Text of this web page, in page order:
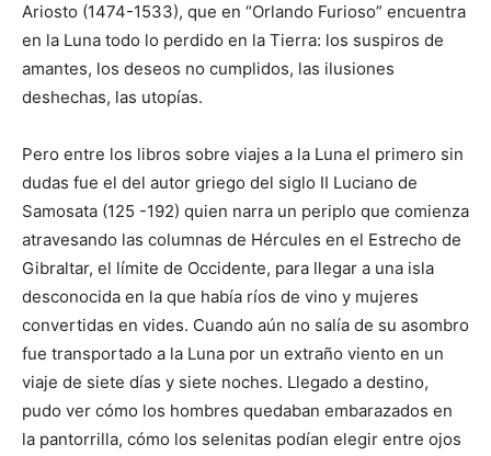
Ariosto (1474-1533), que en “Orlando Furioso” encuentra
en la Luna todo lo perdido en la Tierra: los suspiros de
amantes, los deseos no cumplidos, las ilusiones
deshechas, las utopías.
Pero entre los libros sobre viajes a la Luna el primero sin
dudas fue el del autor griego del siglo II Luciano de
Samosata (125 -192) quien narra un periplo que comienza
atravesando las columnas de Hércules en el Estrecho de
Gibraltar, el límite de Occidente, para llegar a una isla
desconocida en la que había ríos de vino y mujeres
convertidas en vides. Cuando aún no salía de su asombro
fue transportado a la Luna por un extraño viento en un
viaje de siete días y siete noches. Llegado a destino,
pudo ver cómo los hombres quedaban embarazados en
la pantorrilla, cómo los selenitas podían elegir entre ojos